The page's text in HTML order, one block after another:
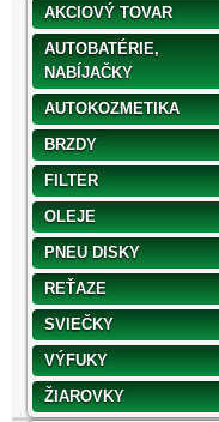
AKCIOVÝ TOVAR
AUTOBATÉRIE,
NABÍJAČKY
AUTOKOZMETIKA
BRZDY
FILTER
OLEJE
PNEU DISKY
REŤAZE
SVIEČKY
VÝFUKY
ŽIAROVKY